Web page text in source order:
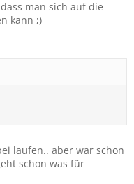
man sich auf die
kann ;)
laufen.. aber war schon
schon was für